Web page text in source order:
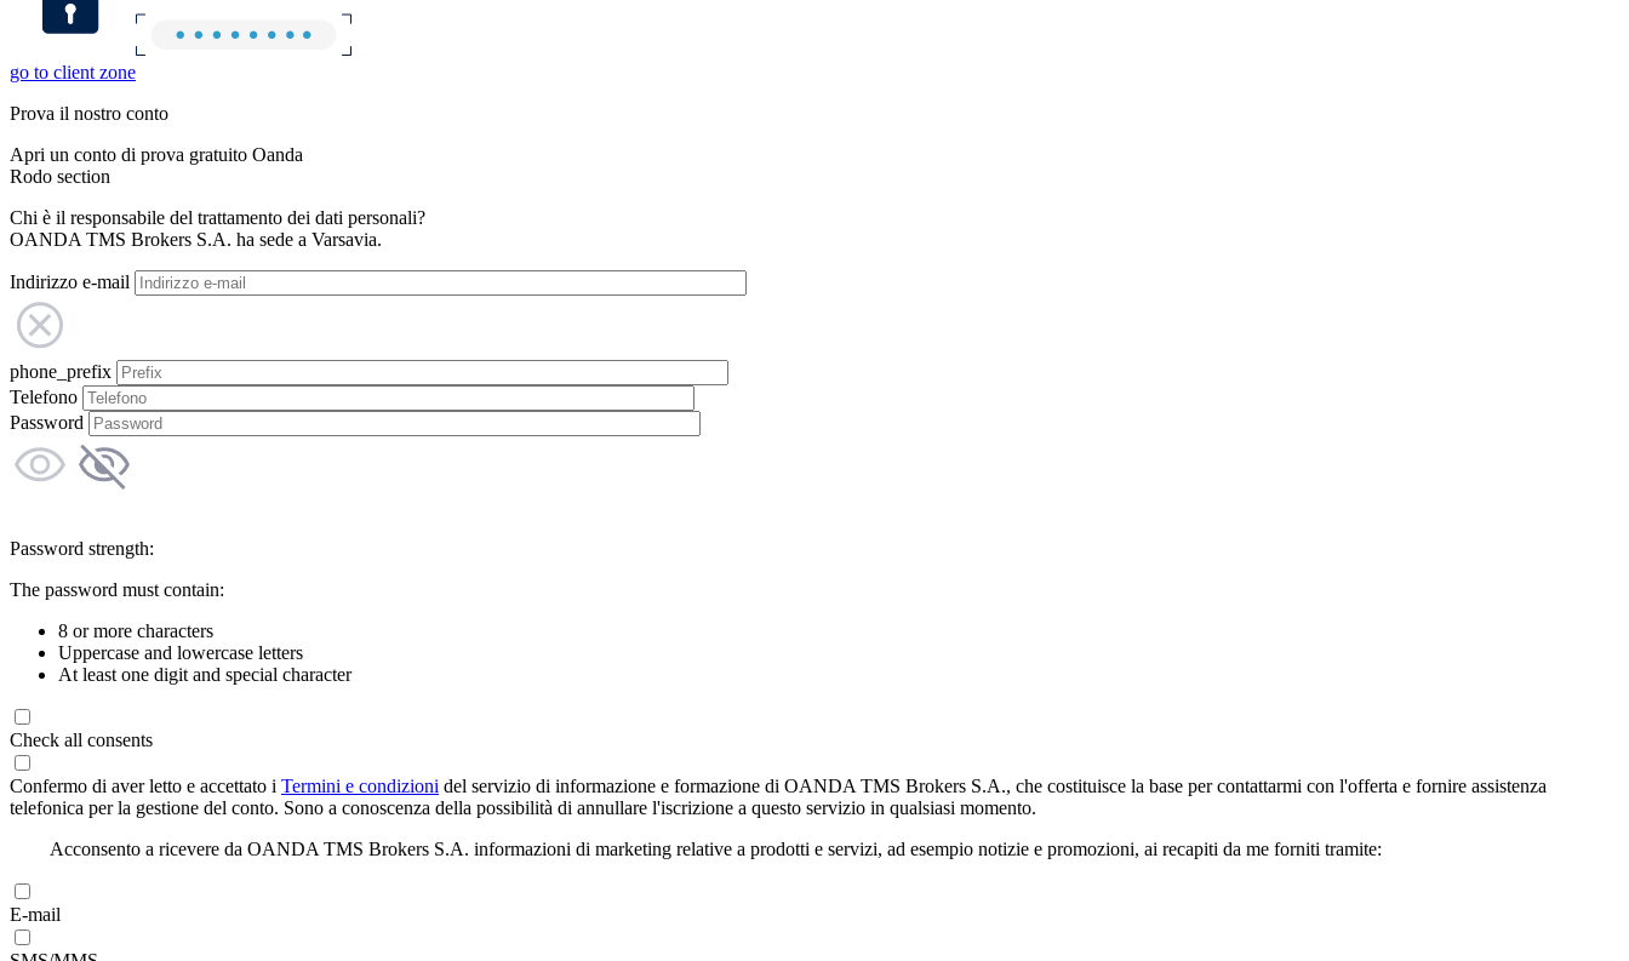
go to client zone
Prova il nostro conto
Apri un conto di prova gratuito Oanda
Rodo section
Chi è il responsabile del trattamento dei dati personali?
OANDA TMS Brokers S.A. ha sede a Varsavia.
Indirizzo e-mail
phone_prefix
Telefono
Password
Password strength:
The password must contain:
8 or more characters
Uppercase and lowercase letters
At least one digit and special character
Check all consents
Confermo di aver letto e accettato i Termini e condizioni del servizio di informazione e formazione di OANDA TMS Brokers S.A., che costituisce la base per contattarmi con l'offerta e fornire assistenza
telefonica per la gestione del conto. Sono a conoscenza della possibilità di annullare l'iscrizione a questo servizio in qualsiasi momento.
Acconsento a ricevere da OANDA TMS Brokers S.A. informazioni di marketing relative a prodotti e servizi, ad esempio notizie e promozioni, ai recapiti da me forniti tramite:
E-mail